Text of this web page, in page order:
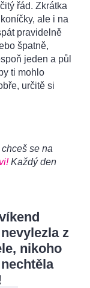
řád. Zkrátka
ale i na
pravidelně
špatně,
jeden a půl
ti mohlo
určitě si
se na
Každý den
z
nikoho